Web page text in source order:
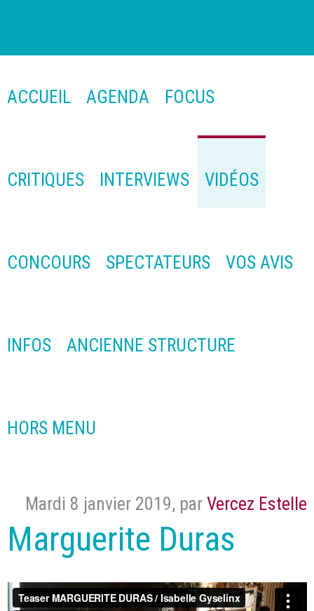
ACCUEIL AGENDA FOCUS
CRITIQUES INTERVIEWS VIDÉOS
CONCOURS SPECTATEURS VOS AVIS
INFOS ANCIENNE STRUCTURE
HORS MENU
Mardi 8 janvier 2019, par Vercez Estelle
Marguerite Duras